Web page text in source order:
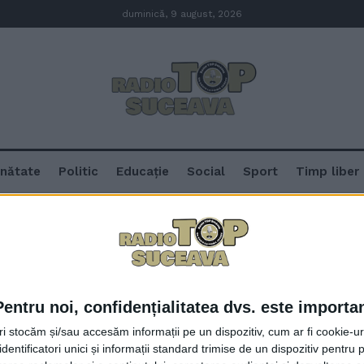
noi, confidențialitatea dvs. este
stocăm și/sau accesăm informații pe un dispozitiv, cum ar fi cookie-
unici și informații standard trimise de un dispozitiv pentru
duminică, 9 august, 2026
Politic Educație Social Sport Timp liber
Suceava
și „Așchiuță” Suceava
Parcul Central al Sucevei,
de grădiniță, cu ocazia Zilei